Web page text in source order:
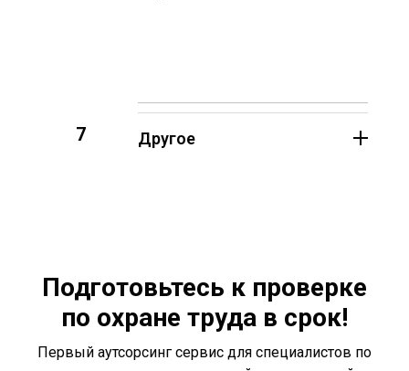
7 Другое
Подготовьтесь к проверке
по охране труда в срок!
Первый аутсорсинг сервис для специалистов по